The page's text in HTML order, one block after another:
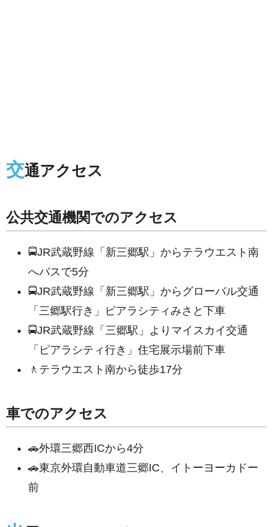
交通アクセス
公共交通機関でのアクセス
🚍JR武蔵野線「新三郷駅」からテラウエスト南
へバスで5分
🚍JR武蔵野線「新三郷駅」からグローバル交通
「三郷駅行き」ピアラシティみさと下車
🚍JR武蔵野線「三郷駅」よりマイスカイ交通
「ピアラシティ行き」住宅展示場前下車
🚶テラウエスト南から徒歩17分
車でのアクセス
🚗外環三郷西ICから4分
🚗東京外環自動車道三郷IC、イトーヨーカドー
前